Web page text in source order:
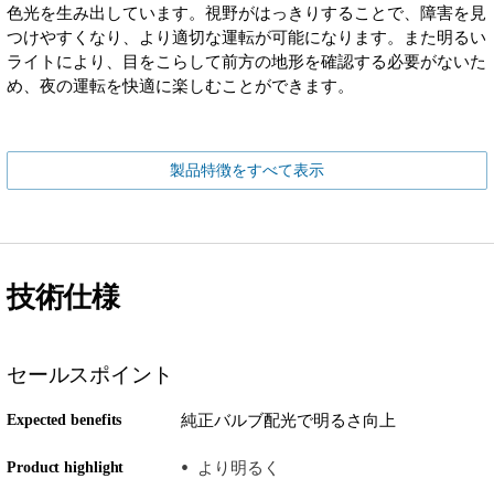
色光を生み出しています。視野がはっきりすることで、障害を見
つけやすくなり、より適切な運転が可能になります。また明るい
ライトにより、目をこらして前方の地形を確認する必要がないた
め、夜の運転を快適に楽しむことができます。
製品特徴をすべて表示
技術仕様
セールスポイント
Expected benefits 純正バルブ配光で明るさ向上
Product highlight
より明るく